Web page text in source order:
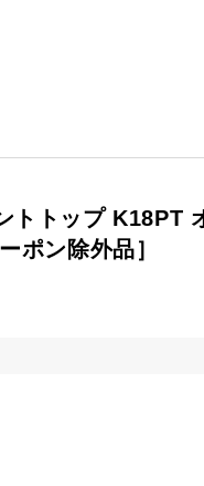
トトップ K18PT
ポン除外品］